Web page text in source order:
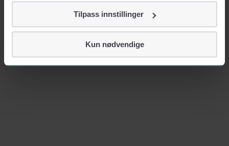
Vi tar ditt personvern på alvor
identifiserer deg, som navn eller telefonnummer.
Tilpass innstillinger
Kun nødvendige